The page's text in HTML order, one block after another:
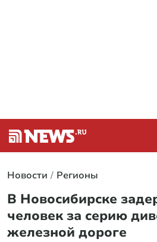
Новости Регионы
В Новосибирске
человек за серию
железной дороге